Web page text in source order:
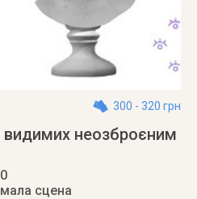
300 - 320 грн
видимих неозброєним
мала сцена